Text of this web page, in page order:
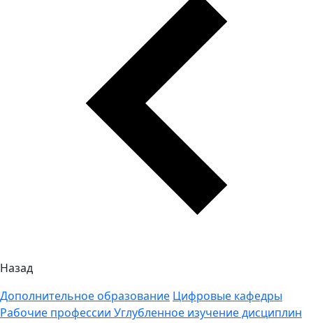
Назад
Дополнительное образование Цифровые кафедры
Рабочие профессии Углубленное изучение дисциплин